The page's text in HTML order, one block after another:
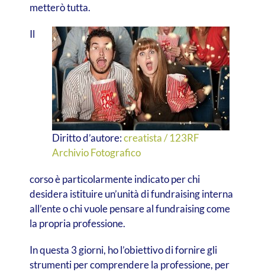
metterò tutta.
Diritto d’autore:creatista / 123RF
Archivio Fotografico
Il
corso è particolarmente indicato per chi
desidera istituire un’unità di fundraising interna
all’ente o chi vuole pensare al fundraising come
la propria professione.
In questa 3 giorni, ho l’obiettivo di fornire gli
strumenti per comprendere la professione, per